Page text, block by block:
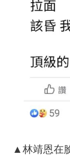
▲林靖恩在